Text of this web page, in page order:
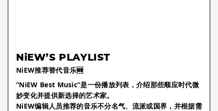
NiEW’S PLAYLIST
NiEW推荐替代音乐🆕
“NiEW Best Music”是一份播放列表，介绍那些顺应时代微
妙变化并提供新选择的艺术家。
NiEW编辑人员推荐的音乐不分名气、流派或国界，并根据需